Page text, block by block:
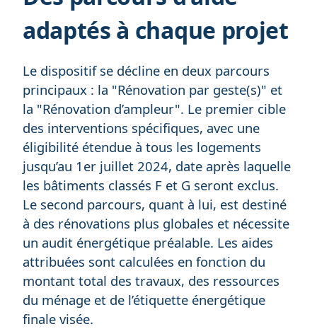
adaptés à chaque projet
Le dispositif se décline en deux parcours
principaux : la "Rénovation par geste(s)" et
la "Rénovation d’ampleur". Le premier cible
des interventions spécifiques, avec une
éligibilité étendue à tous les logements
jusqu’au 1er juillet 2024, date après laquelle
les bâtiments classés F et G seront exclus.
Le second parcours, quant à lui, est destiné
à des rénovations plus globales et nécessite
un audit énergétique préalable. Les aides
attribuées sont calculées en fonction du
montant total des travaux, des ressources
du ménage et de l’étiquette énergétique
finale visée.